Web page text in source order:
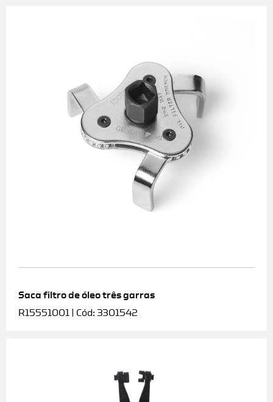
Saca filtro de óleo três garras
R15551001 | Cód: 3301542